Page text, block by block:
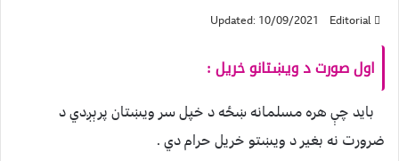
Editorial
Updated: 10/09/2021
اول صورت د ويښتانو خريل :
بايد چې هره مسلمانه ښځه د خپل سر ويښتان پرېږدي د
ضرورت نه بغير د ويښتو خريل حرام دي .